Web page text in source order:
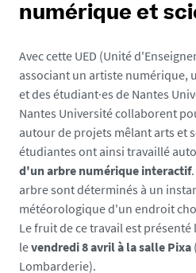
numérique et
Avec cette UED (Unité
associant un artiste numérique,
et des étudiant·es de Nantes
Nantes Université collaborent
autour de projets mêlant arts et
étudiantes ont ainsi travaillé
d'un arbre numérique interactif
arbre sont déterminés à un
météorologique d'un endroit
Le fruit de ce travail est
levendredi 8 avril à la salle Pixa
Lombarderie).